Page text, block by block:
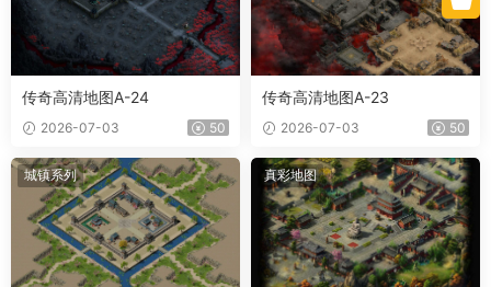
传奇高清地图A-24
2026-07-03 50
传奇高清地图A-23
2026-07-03 50
城镇系列 真彩地图